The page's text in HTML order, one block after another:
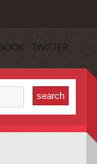
TWITTER